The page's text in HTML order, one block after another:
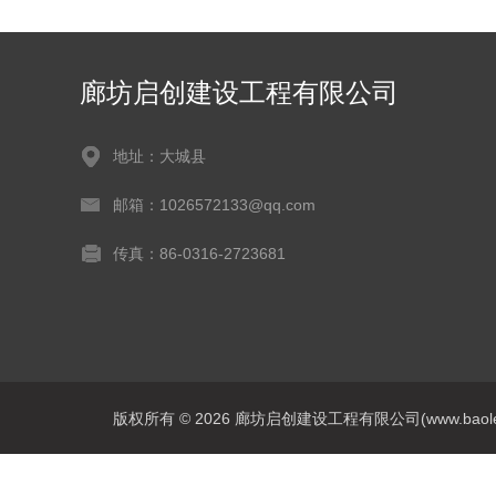
廊坊启创建设工程有限公司
地址：大城县
邮箱：1026572133@qq.com
传真：86-0316-2723681
版权所有 © 2026 廊坊启创建设工程有限公司